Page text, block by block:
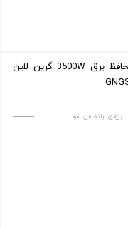
چندراهی و محافظ برق 3500W گرین لاین
بزودی ارائه می شود